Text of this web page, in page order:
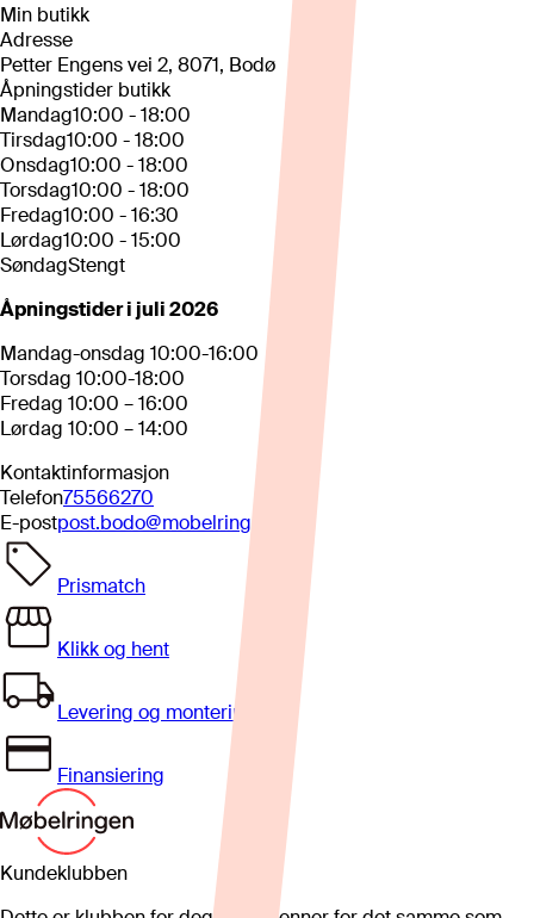
Min butikk
Adresse
Petter Engens vei 2, 8071, Bodø
Åpningstider butikk
Mandag10:00 - 18:00
Tirsdag10:00 - 18:00
Onsdag10:00 - 18:00
Torsdag10:00 - 18:00
Fredag10:00 - 16:30
Lørdag10:00 - 15:00
SøndagStengt
Åpningstider i juli 2026
Mandag-onsdag 10:00-16:00
Torsdag 10:00-18:00
Fredag 10:00 – 16:00
Lørdag 10:00 – 14:00
Kontaktinformasjon
Telefon75566270
E-postpost.bodo@mobelringen.no
Prismatch
Klikk og hent
Levering og montering
Finansiering
Kundeklubben